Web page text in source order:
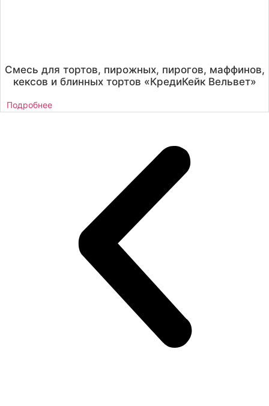
Смесь для тортов, пирожных, пирогов, маффинов,
кексов и блинных тортов «КредиКейк Вельвет»
Подробнее